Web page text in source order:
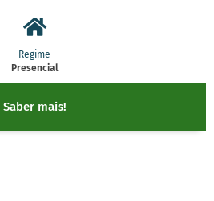
Regime
Presencial
Saber mais!